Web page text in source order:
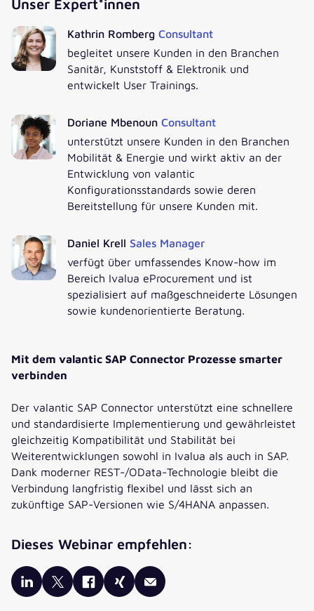
Unser Expert*innen
Kathrin Romberg Consultant
begleitet unsere Kunden in den Branchen
Sanitär, Kunststoff & Elektronik und
entwickelt User Trainings.
Doriane Mbenoun Consultant
unterstützt unsere Kunden in den Branchen
Mobilität & Energie und wirkt aktiv an der
Entwicklung von valantic
Konfigurationsstandards sowie deren
Bereitstellung für unsere Kunden mit.
Daniel Krell Sales Manager
verfügt über umfassendes Know-how im
Bereich Ivalua eProcurement und ist
spezialisiert auf maßgeschneiderte Lösungen
sowie kundenorientierte Beratung.
Mit dem valantic SAP Connector Prozesse smarter
verbinden
Der valantic SAP Connector unterstützt eine schnellere
und standardisierte Implementierung und gewährleistet
gleichzeitig Kompatibilität und Stabilität bei
Weiterentwicklungen sowohl in Ivalua als auch in SAP.
Dank moderner REST-/OData-Technologie bleibt die
Verbindung langfristig flexibel und lässt sich an
zukünftige SAP-Versionen wie S/4HANA anpassen.
Dieses Webinar empfehlen:
Jetzt zum Webinar on demand anmelden!
ANREDE
VORNAME
*
FUNKTION
UNTERNEHMEN*
*Pflichtfelder
Die Verarbeitung Ihrer Daten erfolgt entsprechend
unserer Datenschutzerklärung
durch die valantic GmbH und der
mit ihrverbundenen Gesellschaften.
erhalten. Setzen Sie bitte dazu das untenstehende Häkchen.
Ich möchte Informationen zu Themen, Produkten und Events
der valantic GmbH und ihren verbundenen